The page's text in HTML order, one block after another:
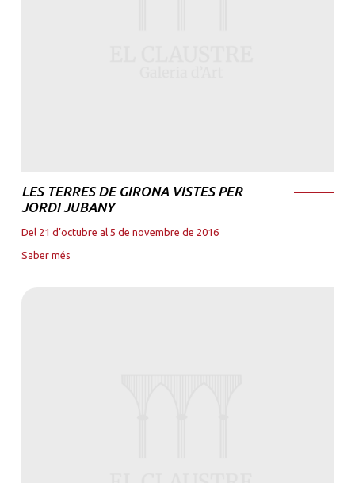
LES TERRES DE GIRONA VISTES PER
JORDI JUBANY
Del 21 d’octubre al 5 de novembre de 2016
Saber més